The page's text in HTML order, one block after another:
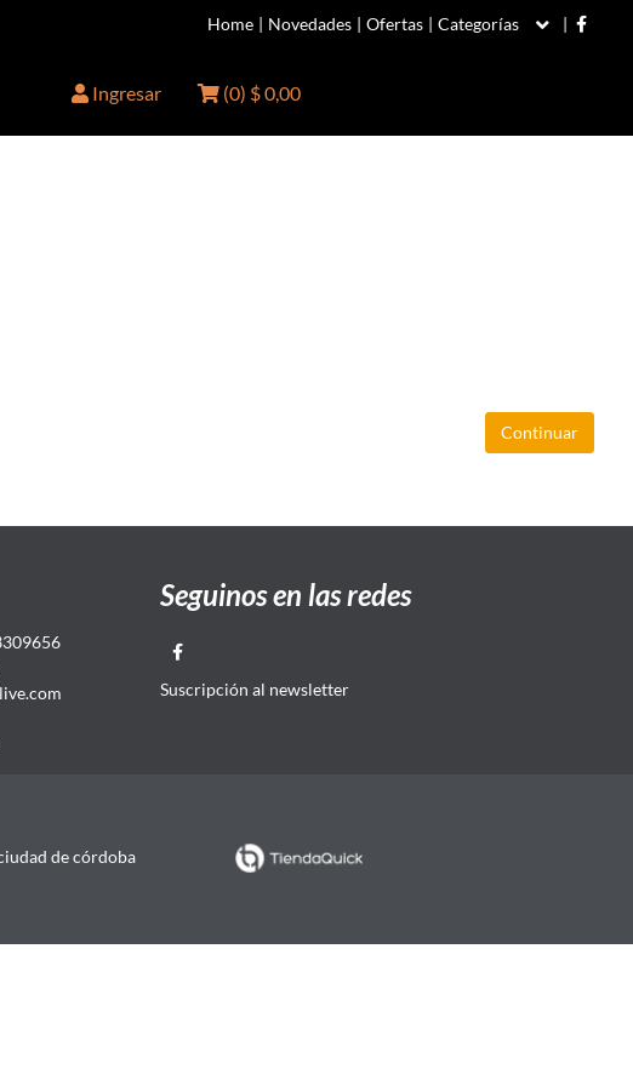
Home | Novedades | Ofertas | Categorías |
Ingresar (0) $ 0,00
Continuar
Seguinos en las redes
Suscripción al newsletter
de córdoba